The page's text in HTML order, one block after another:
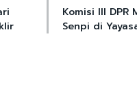
Komisi III DPR
Senpi di